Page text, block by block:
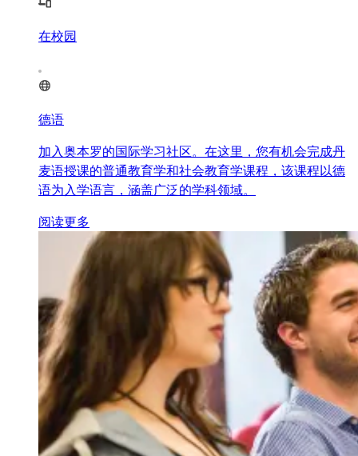
在校园
德语
加入奥本罗的国际学习社区。在这里，您有机会完成丹
麦语授课的普通教育学和社会教育学课程，该课程以德
语为入学语言，涵盖广泛的学科领域。
阅读更多